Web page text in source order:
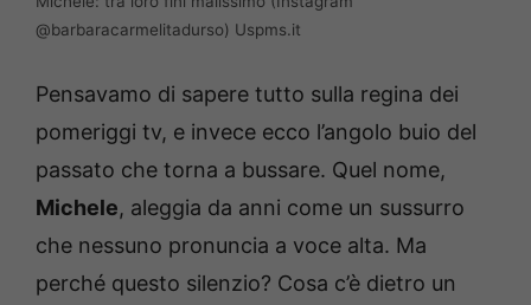
@barbaracarmelitadurso) Uspms.it
Pensavamo di sapere tutto sulla regina dei
pomeriggi tv, e invece ecco l’angolo buio del
passato che torna a bussare. Quel nome,
Michele, aleggia da anni come un sussurro
che nessuno pronuncia a voce alta. Ma
perché questo silenzio? Cosa c’è dietro un